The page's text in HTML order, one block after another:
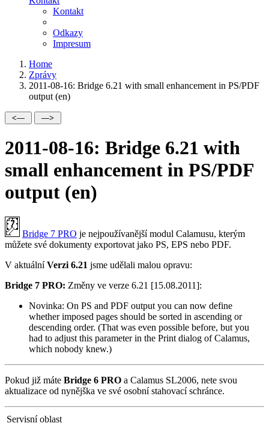
Kontakt
Odkazy
Impresum
Home
Zprávy
2011-08-16: Bridge 6.21 with small enhancement in PS/PDF
output (en)
2011-08-16: Bridge 6.21 with
small enhancement in PS/PDF
output (en)
Bridge 7 PRO je nejpoužívanější modul Calamusu, kterým
můžete své dokumenty exportovat jako PS, EPS nebo PDF.
V aktuálníVerzi 6.21 jsme udělali malou opravu:
Bridge 7 PRO: Změny ve verze 6.21 [15.08.2011]:
Novinka: On PS and PDF output you can now define
whether imposed pages should be sorted in ascending or
descending order. (That was even possible before, but you
had to adjust this parameter in the Print dialog of Calamus,
which nobody knew.)
Pokud již máte Bridge 6 PRO a Calamus SL2006, nete svou
aktualizace od nynějška ve své osobní stahovací schránce.
Servisní oblast